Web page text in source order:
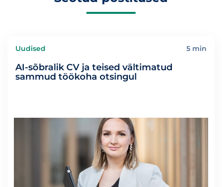
Uudised 5 min
AI-sõbralik CV ja teised vältimatud
sammud töökoha otsingul